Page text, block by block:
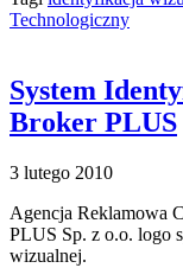
Technologiczny
System
Broker PLUS
3 lutego 2010
Agencja Reklamowa
PLUS Sp. z o.o. logo
wizualnej.